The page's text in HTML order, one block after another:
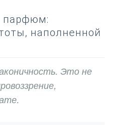
парфюм:
наполненной
Это не